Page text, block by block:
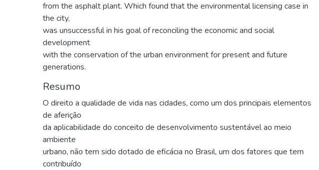
from the asphalt plant. Which found that the environmental licensing case in
the city,
was unsuccessful in his goal of reconciling the economic and social
development
with the conservation of the urban environment for present and future
generations.
Resumo
O direito a qualidade de vida nas cidades, como um dos principais elementos
de aferição
da aplicabilidade do conceito de desenvolvimento sustentável ao meio
ambiente
urbano, não tem sido dotado de eficácia no Brasil, um dos fatores que tem
contribuído